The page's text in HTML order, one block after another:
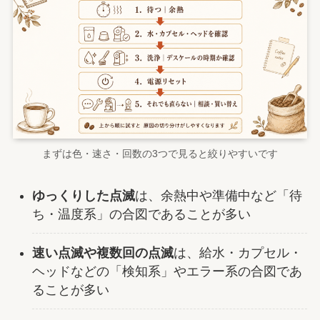
まずは色・速さ・回数の3つで見ると絞りやすいです
ゆっくりした点滅は、余熱中や準備中など「待
ち・温度系」の合図であることが多い
速い点滅や複数回の点滅は、給水・カプセル・
ヘッドなどの「検知系」やエラー系の合図であ
ることが多い